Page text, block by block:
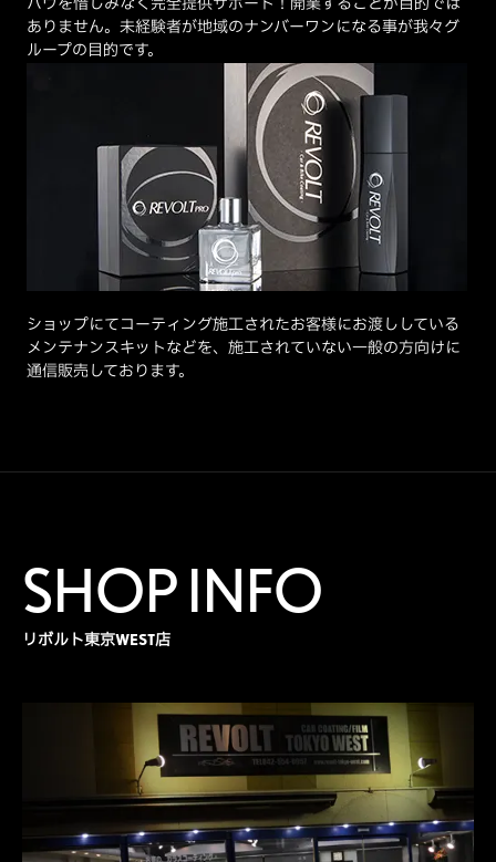
ハウを惜しみなく完全提供サポート！開業することが目的では
ありません。未経験者が地域のナンバーワンになる事が我々グ
ループの目的です。
ショップにてコーティング施工されたお客様にお渡ししている
メンテナンスキットなどを、施工されていない一般の方向けに
通信販売しております。
SHOP INFO
リボルト東京WEST店